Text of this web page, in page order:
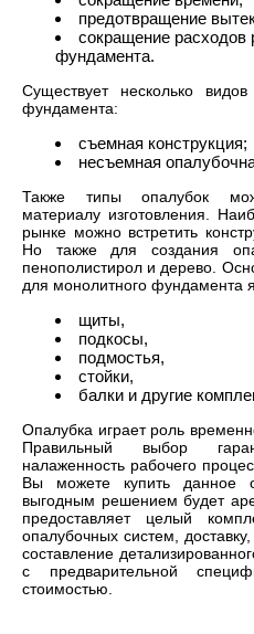
предотвращение
сокращение расходов
фундамента.
Существует несколько
фундамента:
съемная конструкция;
несъемная
Также типы опалубок
материалу изготовления.
рынке можно встретить
Но также для создания
пенополистирол и дерево.
для монолитного фундамента
щиты,
подкосы,
подмостья,
стойки,
балки и другие
Опалубка играет роль
Правильный выбор
налаженность рабочего
Вы можете купить данное
выгодным решением будет
предоставляет целый
опалубочных систем,
составление
с предварительной
стоимостью.